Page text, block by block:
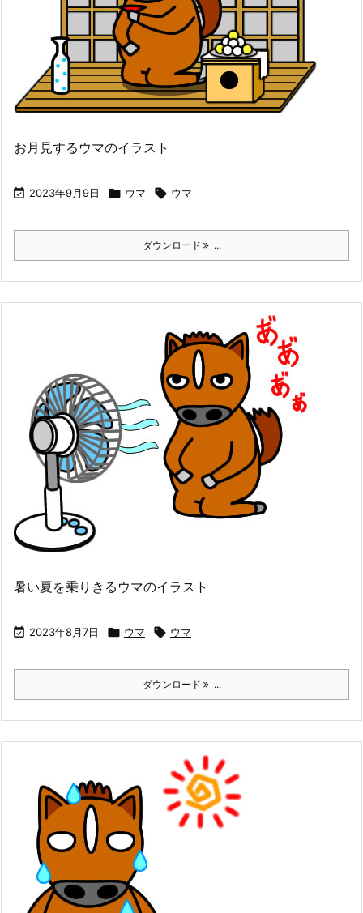
お月見するウマのイラスト
 2023年9月9日  ウマ  ウマ
ダウンロード ...
暑い夏を乗りきるウマのイラスト
 2023年8月7日  ウマ  ウマ
ダウンロード ...